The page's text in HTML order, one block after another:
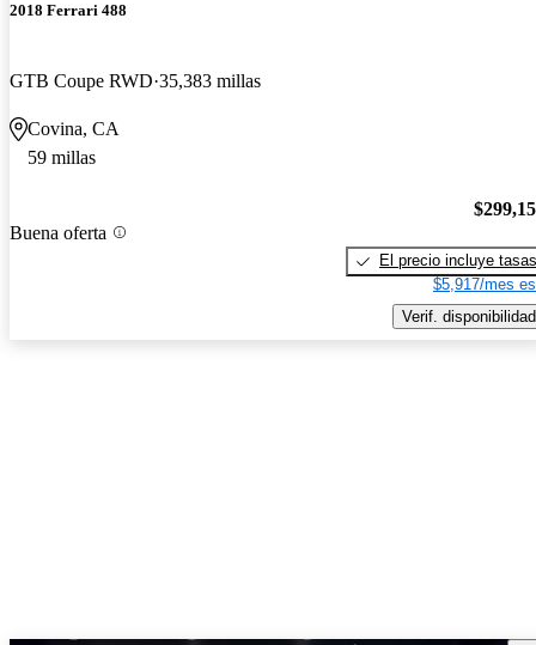
2018 Ferrari 488
GTB Coupe RWD 35,383 millas
Covina, CA
59 millas
Buena oferta
El precio incluye tasas
$5,917/mes
Verif. disponibilidad